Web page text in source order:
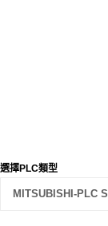
選擇PLC類型